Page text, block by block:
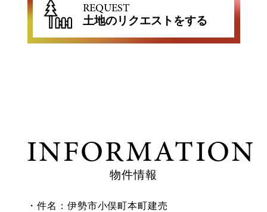
REQUEST
土地のリクエストをする
INFORMATION
物件情報
件名：伊勢市小俣町本町建売